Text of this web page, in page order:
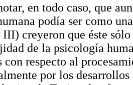
en todo caso, que
podía ser como
III) creyeron que éste
de la psicología
con respecto al
por los